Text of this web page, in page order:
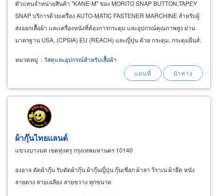
ตัวแทนจำหน่ายสินค้า "KANE-M" ของ MORITO SNAP BUTTON,TAPEY
SNAP บริการด้วยเครื่อง AUTO-MATIC FASTENER MARCHINE สำหรับผู้
ส่งออกเสื้อผ้า และเครื่องหนังที่ต้องการกระดุม และอุปกรณ์คุณภาพสูง ผ่าน
มาตรฐาน USA, (CPSIA) EU (REACH) และญี่ปุ่น ด้วย กระดุม, กระดุมยีนส์,
หมวดหมู่ :วัสดุและอุปกรณ์สำหรับเสื้อผ้า
ผ้ากุ๊นไทยแลนด์
แขวงบางมด เขตทุ่งครุ กรุงเทพมหานคร 10140
องอาจ ตัดผ้ากุ๊น รับตัดผ้ากุ๊น ผ้ากุ๊นญี่ปุ่น กุ๊นเชือก ผ้าลา วีราเน่ ผ้ายืด หนัง
ลายตรง ลายเฉลียง ลายขวาง ทุกขนาด